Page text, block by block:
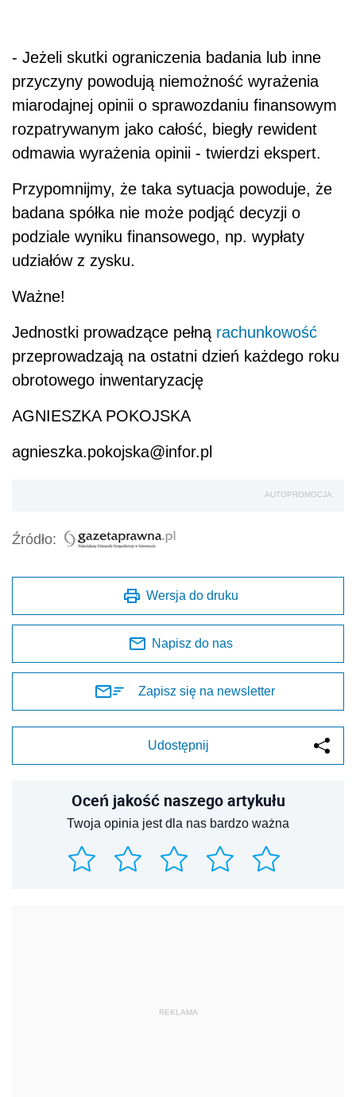
- Jeżeli skutki ograniczenia badania lub inne
przyczyny powodują niemożność wyrażenia
miarodajnej opinii o sprawozdaniu finansowym
rozpatrywanym jako całość, biegły rewident
odmawia wyrażenia opinii - twierdzi ekspert.
Przypomnijmy, że taka sytuacja powoduje, że
badana spółka nie może podjąć decyzji o
podziale wyniku finansowego, np. wypłaty
udziałów z zysku.
Ważne!
Jednostki prowadzące pełną rachunkowość
przeprowadzają na ostatni dzień każdego roku
obrotowego inwentaryzację
AGNIESZKA POKOJSKA
agnieszka.pokojska@infor.pl
AUTOPROMOCJA
Źródło:
Wersja do druku
Napisz do nas
Zapisz się na newsletter
Udostępnij
Oceń jakość naszego artykułu
Twoja opinia jest dla nas bardzo ważna
REKLAMA